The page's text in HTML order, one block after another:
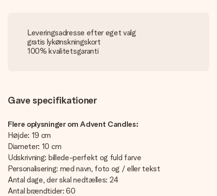
Leveringsadresse efter eget valg
gratis lykønskningskort
100% kvalitetsgaranti
Gave specifikationer
Flere oplysninger om Advent Candles:
Højde: 19 cm
Diameter: 10 cm
Udskrivning: billede-perfekt og fuld farve
Personalisering: med navn, foto og / eller tekst
Antal dage, der skal nedtælles: 24
Antal brændtider: 60